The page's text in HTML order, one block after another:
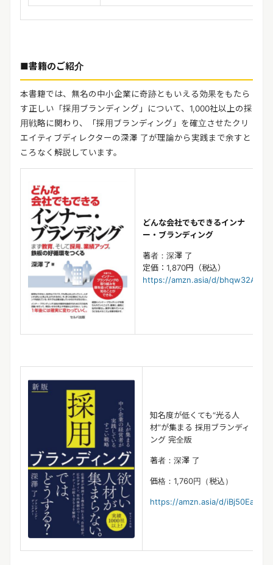
■書籍のご紹介
本書籍では、無名の中小企業に奇跡ともいえる効果をもたら
す正しい「採用ブランディング」について、1,000社以上の採
用戦略に関わり、「採用ブランディング」を確立させたクリ
エイティブディレクターの深澤 了が理論から実践まで余すと
ころなく解説しています。
どんな会社でもできるインナ
ー・ブランディング
著者：深澤 了
定価：1,870円（税込）
https://amzn.asia/d/bhqw32A
知名度が低くても“光る人
材”が集まる 採用ブランディ
ング 完全版
著者：深澤 了
価格：1,760円（税込）
https://amzn.asia/d/iBj50Ea